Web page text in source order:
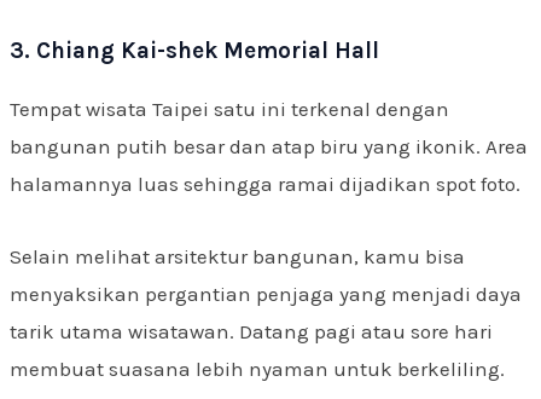
3. Chiang Kai-shek Memorial Hall
Tempat wisata Taipei satu ini terkenal dengan
bangunan putih besar dan atap biru yang ikonik. Area
halamannya luas sehingga ramai dijadikan spot foto.
Selain melihat arsitektur bangunan, kamu bisa
menyaksikan pergantian penjaga yang menjadi daya
tarik utama wisatawan. Datang pagi atau sore hari
membuat suasana lebih nyaman untuk berkeliling.